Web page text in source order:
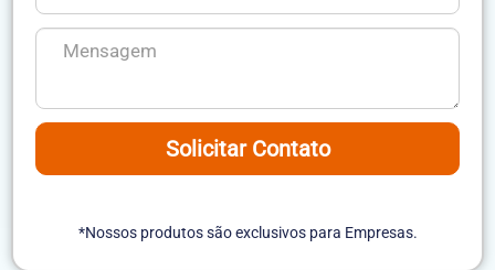
Solicitar Contato
*Nossos produtos são exclusivos para Empresas.